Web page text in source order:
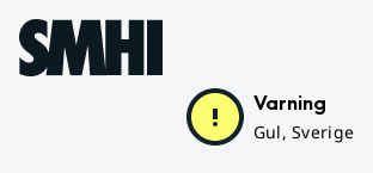
Hoppa till sidans innehåll
Varning
Gul, Sverige